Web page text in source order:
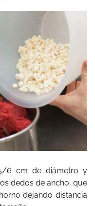
6 cm de diámetro y
dedos de ancho, que
dejando distancia